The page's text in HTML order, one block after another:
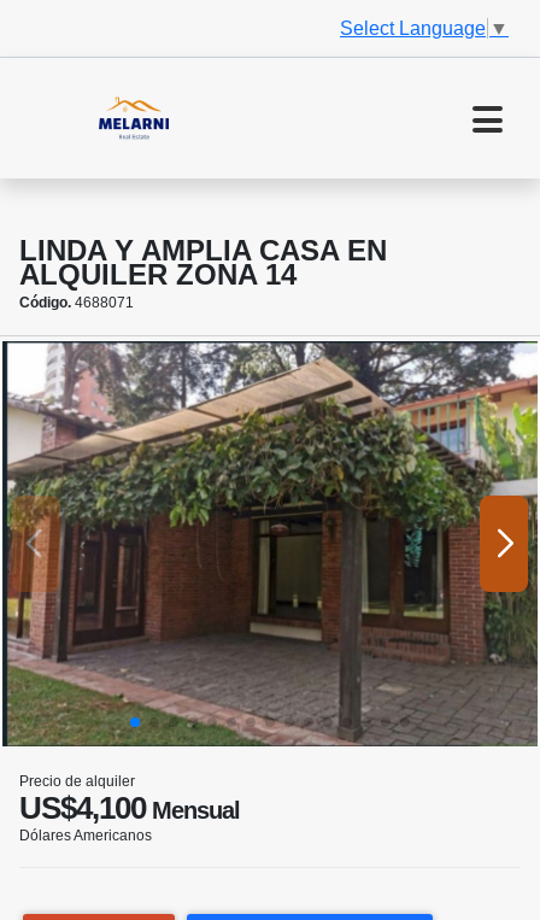
Select Language ▼
LINDA Y AMPLIA CASA EN
ALQUILER ZONA 14
Código. 4688071
Precio de alquiler
US$4,100Mensual
Dólares Americanos